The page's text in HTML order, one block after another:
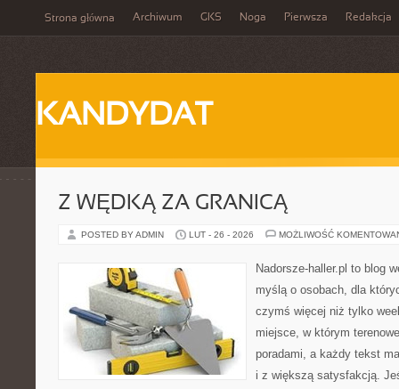
Strona główna Archiwum GKS Noga Pierwsza Redakcja
KANDYDAT
Z WĘDKĄ ZA GRANICĄ
POSTED BY ADMIN LUT - 26 - 2026 MOŻLIWOŚĆ
Nadorsze-haller.pl to blog
myślą o osobach, dla
czymś więcej niż tylko
miejsce, w którym
poradami, a każdy tekst
i z większą satysfakcją.